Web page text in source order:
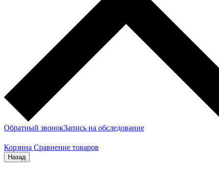
Обратный звонокЗапись на обследование
Корзина Сравнение товаров
Назад